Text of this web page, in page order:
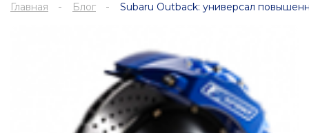
Главная Блог Subaru Outback: универсал